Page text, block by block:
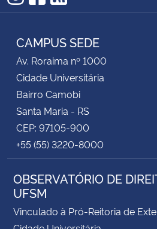
Instagram
Facebook
RSS
CAMPUS SEDE
Av. Roraima nº 1000
Cidade Universitária
Bairro Camobi
Santa Maria - RS
CEP: 97105-900
+55 (55) 3220-8000
OBSERVATÓRIO DE
UFSM
Vinculado à Pró-Reitoria de